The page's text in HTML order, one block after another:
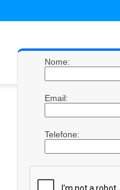
Nome:
Email:
Telefone: